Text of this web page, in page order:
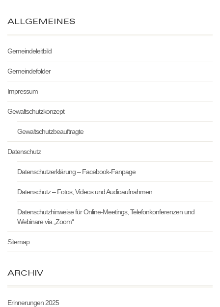
ALLGEMEINES
Gemeindeleitbild
Gemeindefolder
Impressum
Gewaltschutzkonzept
Gewaltschutzbeauftragte
Datenschutz
Datenschutzerklärung – Facebook-Fanpage
Datenschutz – Fotos, Videos und Audioaufnahmen
Datenschutzhinweise für Online-Meetings, Telefonkonferenzen und
Webinare via „Zoom“
Sitemap
ARCHIV
Erinnerungen 2025